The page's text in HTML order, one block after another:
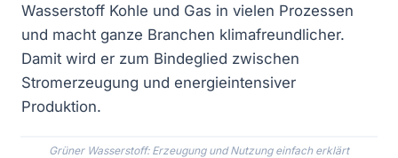
Wasserstoff Kohle und Gas in vielen Prozessen
und macht ganze Branchen klimafreundlicher.
Damit wird er zum Bindeglied zwischen
Stromerzeugung und energieintensiver
Produktion.
Grüner Wasserstoff: Erzeugung und Nutzung einfach erklärt